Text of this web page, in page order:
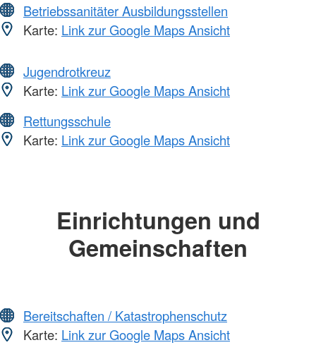
Betriebssanitäter Ausbildungsstellen
Karte: Link zur Google Maps Ansicht
Jugendrotkreuz
Karte: Link zur Google Maps Ansicht
Rettungsschule
Karte: Link zur Google Maps Ansicht
Einrichtungen und
Gemeinschaften
Bereitschaften / Katastrophenschutz
Karte: Link zur Google Maps Ansicht